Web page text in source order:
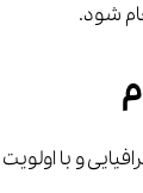
شود.